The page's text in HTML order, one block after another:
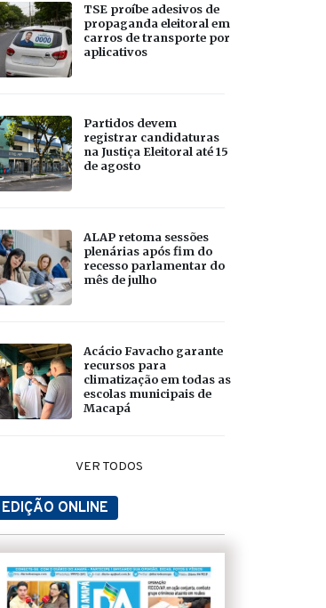
TSE proíbe adesivos de
propaganda eleitoral em
carros de transporte por
aplicativos
Partidos devem
registrar candidaturas
na Justiça Eleitoral até 15
de agosto
ALAP retoma sessões
plenárias após fim do
recesso parlamentar do
mês de julho
Acácio Favacho garante
recursos para
climatização em todas as
escolas municipais de
Macapá
VER TODOS
EDIÇÃO ONLINE